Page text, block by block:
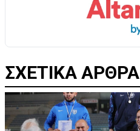
ΣΧΕΤΙΚΑ ΑΡΘΡΑ